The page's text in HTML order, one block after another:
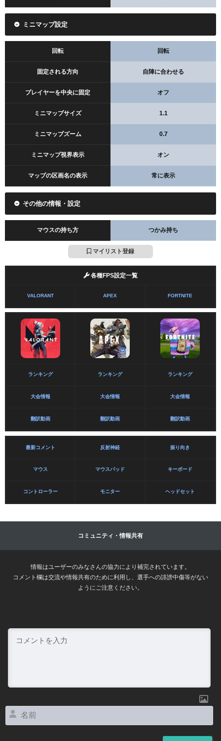
ミニマップ設定
回転 回転
固定される方向 自陣に合わせる
プレイヤーを中央に固定 オフ
ミニマップサイズ 1.1
ミニマップズーム 0.7
ミニマップ視界表示 オン
マップの区画名の表示 常に表示
その他の情報・設定
マウスの持ち方 つかみ持ち
マイリスト登録
各種FPS設定一覧
VALORANT APEX FORTNITE
ランキング ランキング ランキング
大会情報 大会情報 大会情報
翻訳動画 翻訳動画 翻訳動画
最新コメント 反射神経 振り向き
マウス マウスパッド キーボード
コントローラー モニター ヘッドセット
コミュニティ・情報共有
情報はユーザーのみなさんの協力により補完されています。
コメント欄は交流や情報共有のために利用し、選手への誹謗中傷等がない
ようにご注意ください。